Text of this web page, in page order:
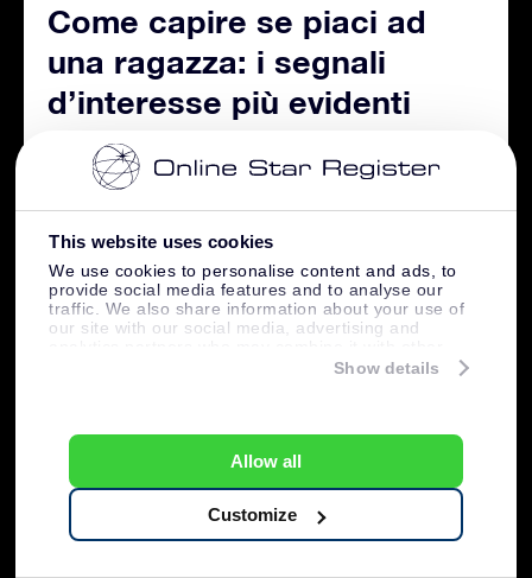
This website uses cookies
We use cookies to personalise content and ads, to
provide social media features and to analyse our
traffic. We also share information about your use of
our site with our social media, advertising and
information that you’ve provided to them or that
Show details
Allow all
Customize
Come capire se piaci ad
una ragazza: i segnali
d’interesse più evidenti